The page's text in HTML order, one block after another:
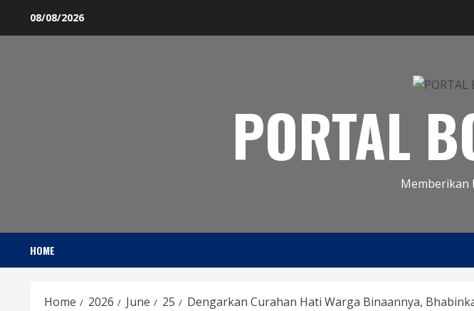
08/08/2026
PORTAL
Memberikan
HOME
Home 2026 June 25 Dengarkan Curahan Hati Warga Binaannya,